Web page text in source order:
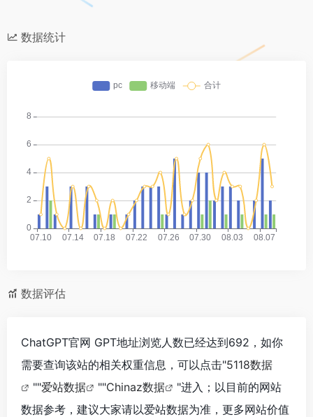
数据统计
数据评估
ChatGPT官网 GPT地址浏览人数已经达到692，如你
需要查询该站的相关权重信息，可以点击"5118数据
""爱站数据 ""Chinaz数据
"进入；以目前的网站
数据参考，建议大家请以爱站数据为准，更多网站价值